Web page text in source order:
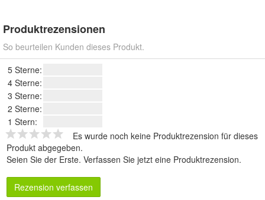
Produktrezensionen
So beurteilen Kunden dieses Produkt.
5 Sterne:
4 Sterne:
3 Sterne:
2 Sterne:
1 Stern:
Es wurde noch keine Produktrezension für dieses
Produkt abgegeben.
Seien Sie der Erste. Verfassen Sie jetzt eine Produktrezension.
Rezension verfassen